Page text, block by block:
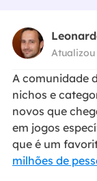
A comunidade
nichos e
novos que
em jogos
que é um
milhões de